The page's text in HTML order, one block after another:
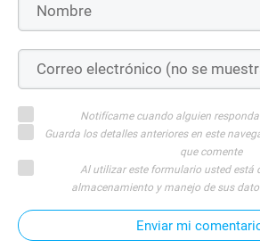
Notifícame cuando alguien
Guarda los detalles anteriores en este
que comente
Al utilizar este formulario usted está
almacenamiento y manejo de sus
Enviar mi